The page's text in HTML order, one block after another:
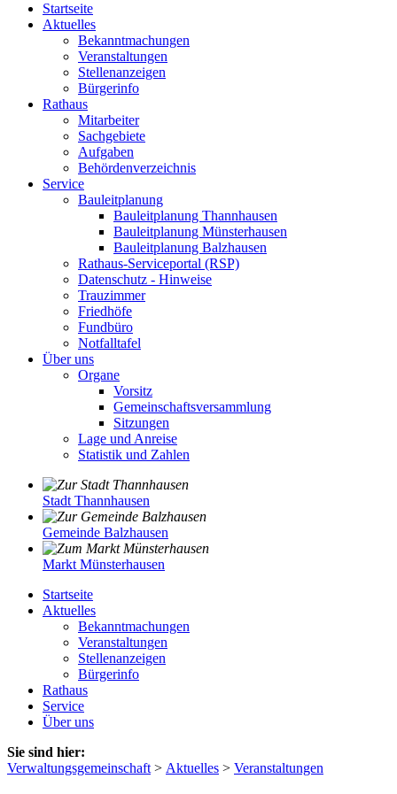
Startseite
Aktuelles
Bekanntmachungen
Veranstaltungen
Stellenanzeigen
Bürgerinfo
Rathaus
Mitarbeiter
Sachgebiete
Aufgaben
Behördenverzeichnis
Service
Bauleitplanung
Bauleitplanung Thannhausen
Bauleitplanung Münsterhausen
Bauleitplanung Balzhausen
Rathaus-Serviceportal (RSP)
Datenschutz - Hinweise
Trauzimmer
Friedhöfe
Fundbüro
Notfalltafel
Über uns
Organe
Vorsitz
Gemeinschaftsversammlung
Sitzungen
Lage und Anreise
Statistik und Zahlen
Stadt Thannhausen
Gemeinde Balzhausen
Markt Münsterhausen
Startseite
Aktuelles
Bekanntmachungen
Veranstaltungen
Stellenanzeigen
Bürgerinfo
Rathaus
Service
Über uns
Sie sind hier:
Verwaltungsgemeinschaft > Aktuelles > Veranstaltungen